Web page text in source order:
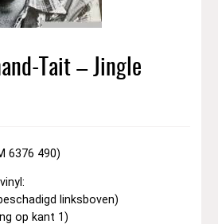
Tait – Jingle
6376 490)
linksboven)
op kant 1)